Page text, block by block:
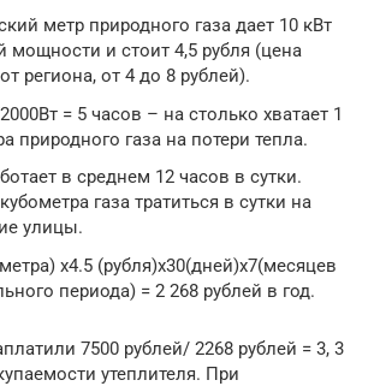
метр природного газа дает 10 кВт
мощности и стоит 4,5 рубля (цена
региона, от 4 до 8 рублей).
= 5 часов – на столько хватает 1
природного газа на потери тепла.
в среднем 12 часов в сутки.
газа тратиться в сутки на
улицы.
х4.5 (рубля)х30(дней)х7(месяцев
периода) = 2 268 рублей в год.
7500 рублей/ 2268 рублей = 3, 3
утеплителя. При